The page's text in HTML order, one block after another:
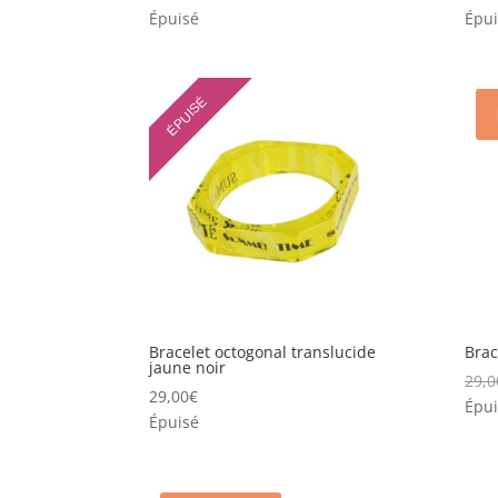
Épuisé
ÉPUISÉ
Bracelet octogonal translucide
jaune noir
29,00€
Épuisé